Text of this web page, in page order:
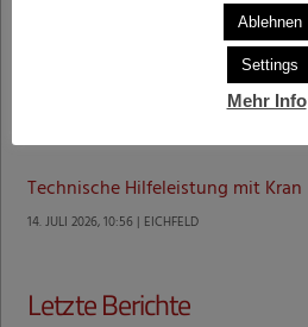
Technische Hilfeleistung mit Kran
20. JULI 2026, 18:28 | MURECK, AUSTRASSE
Erfolgreiche Suchaktion in Mureck
Technische Hilfeleistung mit Kran
14. JULI 2026, 10:56 | EICHFELD
Letzte Berichte
Ablehnen
Settings
Mehr Info